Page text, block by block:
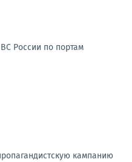
России по портам
кампанию